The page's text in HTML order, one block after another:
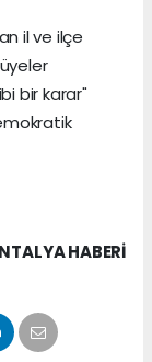
il ve ilçe
bir karar"
HABERİ